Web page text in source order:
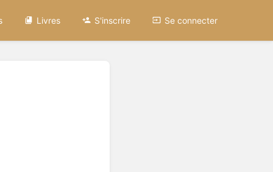
Livres S'inscrire Se connecter